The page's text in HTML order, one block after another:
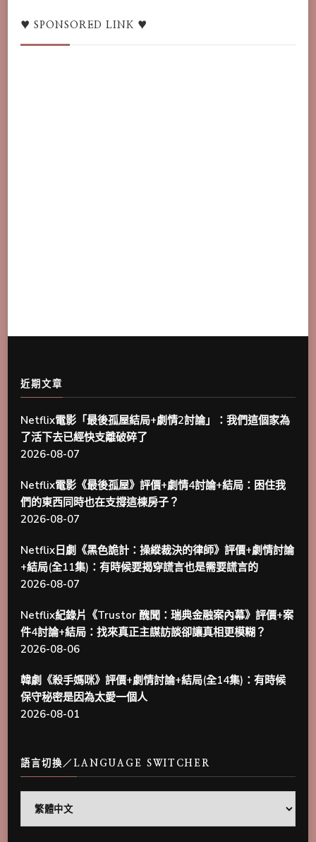
語
言
♥ SPONSORED LINK ♥
近期文章
Netflix電影「最後孤屋結局+劇情2討論」：我們這個家為
了活下去已經快支離破碎了
2026-08-07
Netflix電影《最後孤屋》評價+劇情4討論+結局：困住我
們的東西同時也在支撐這棟房子？
2026-08-07
Netflix日劇《黑色詭計：操縱裁決的律師》評價+劇情討論
+結局(全11集)：有時候要揭穿謊言也是需要謊言的
2026-08-07
Netflix紀錄片《Trustor 醜聞：瑞典金融案內幕》評價+案
件4討論+結局：找來真正主謀訪談卻讓真相更模糊？
2026-08-06
韓劇《殺手媽咪》評價+劇情討論+結局(全14集)：有時候
保守秘密是因為太愛一個人
2026-08-01
語言切換／LANGUAGE SWITCHER